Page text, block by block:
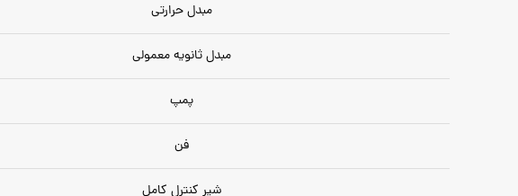
مبدل حرارتی
مبدل ثانویه معمولی
پمپ
فن
شیر کنترل کامل